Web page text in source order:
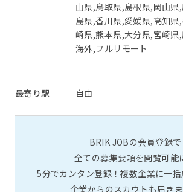
山県,鳥取県,島根県,岡山県
島県,香川県,愛媛県,高知県
崎県,熊本県,大分県,宮崎県
海外,フルリモート
最寄り駅 自由
BRIK JOBの会員登録で
全ての募集要項を閲覧可能
5分でカンタン登録！複数企業に一括
企業からのスカウトも届きま